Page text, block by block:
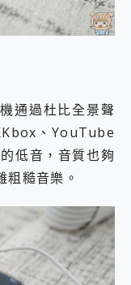
通過杜比全景聲
、YouTube
低音，音質也夠
粗糙音樂。